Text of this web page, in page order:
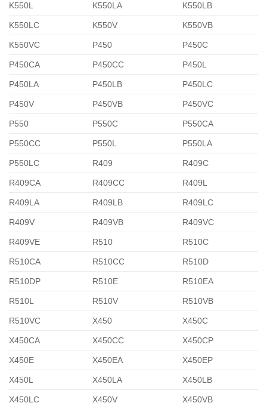
K550L K550LA K550LB
K550LC K550V K550VB
K550VC P450 P450C
P450CA P450CC P450L
P450LA P450LB P450LC
P450V P450VB P450VC
P550 P550C P550CA
P550CC P550L P550LA
P550LC R409 R409C
R409CA R409CC R409L
R409LA R409LB R409LC
R409V R409VB R409VC
R409VE R510 R510C
R510CA R510CC R510D
R510DP R510E R510EA
R510L R510V R510VB
R510VC X450 X450C
X450CA X450CC X450CP
X450E X450EA X450EP
X450L X450LA X450LB
X450LC X450V X450VB